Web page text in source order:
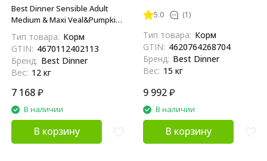
Best Dinner Sensible Adult
Medium & Maxi Veal&Pumpkin
собак средних и крупных
пород с телятиной и тыквой
- 12 кг
Тип товара: Корм
GTIN: 4670112402113
Бренд: Best Dinner
Вес: 12 кг
7 168₽
В наличии
В корзину
собак средних и крупных
проблемам с пищеварением
с ягненком и томатами - 15
кг
5.0 (1)
Тип товара: Корм
GTIN: 4620764268704
Бренд: Best Dinner
Вес: 15 кг
9 992₽
В наличии
В корзину